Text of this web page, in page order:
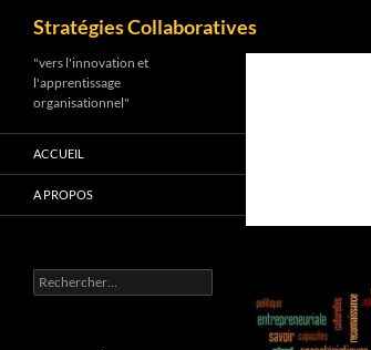
Aller
Stratégies Collaboratives
"vers l'innovation et
l'apprentissage
organisationnel"
ACCUEIL
A PROPOS
Rechercher :